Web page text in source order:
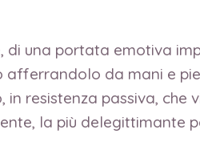
di una portata emotiva
da mani e
resistenza passiva, che
la più delegittimante